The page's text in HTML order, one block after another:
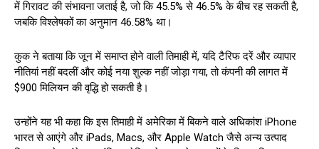
में गिरावट की संभावना जताई है, जो कि 45.5% से 46.5% के बीच रह सकती है,
जबकि विश्लेषकों का अनुमान 46.58% था।
कुक ने बताया कि जून में समाप्त होने वाली तिमाही में, यदि टैरिफ दरें और व्यापार
नीतियां नहीं बदलीं और कोई नया शुल्क नहीं जोड़ा गया, तो कंपनी की लागत में
$900 मिलियन की वृद्धि हो सकती है।
उन्होंने यह भी कहा कि इस तिमाही में अमेरिका में बिकने वाले अधिकांश iPhone
भारत से आएंगे और iPads, Macs, और Apple Watch जैसे अन्य उत्पाद